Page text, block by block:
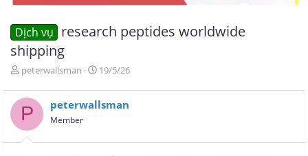
Dịch vụ research peptides worldwide
shipping
T
r
e
a
d
s
peterwallsman
N
à
y
i
19/5/26
P peterwallsman
Member